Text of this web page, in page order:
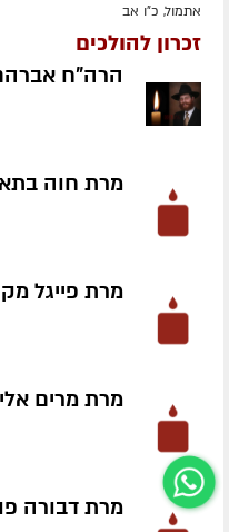
אתמול, כ"ו אב
זכרון להולכים
הרה"ח
מרת חוה
מרת פייגל
מרת מרים
מרת דבורה